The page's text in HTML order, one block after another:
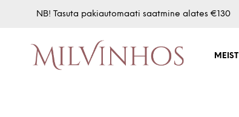
NB! Tasuta pakiautomaati saatmine alates €130
MEIST